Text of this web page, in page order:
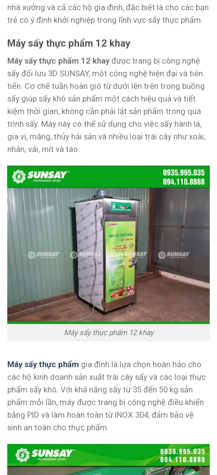
nhà xưởng và cả các hộ gia đình, đặc biệt là cho các bạn
trẻ có ý định khởi nghiệp trong lĩnh vực sấy thực phẩm.
Máy sấy thực phẩm 12 khay
Máy sấy thực phẩm 12 khayđược trang bị công nghệ
sấy đối lưu 3D SUNSAY, một công nghệ hiện đại và tiên
tiến. Cơ chế tuần hoàn gió từ dưới lên trên trong buồng
sấy giúp sấy khô sản phẩm một cách hiệu quả và tiết
kiệm thời gian, không cần phải lật sản phẩm trong quá
trình sấy. Máy này có thể sử dụng cho việc sấy hành lá,
gia vị, măng, thủy hải sản và nhiều loại trái cây như xoài,
nhãn, vải, mít và táo.
Máy sấy thực phẩm 12 khay
Máy sấy thực phẩm gia đình là lựa chọn hoàn hảo cho
các hộ kinh doanh sản xuất trái cây sấy và các loại thực
phẩm sấy khô. Với khả năng sấy từ 35 đến 50 kg sản
phẩm mỗi lần, máy được trang bị công nghệ điều khiển
bằng PID và làm hoàn toàn từ INOX 304, đảm bảo vệ
sinh an toàn cho thực phẩm.